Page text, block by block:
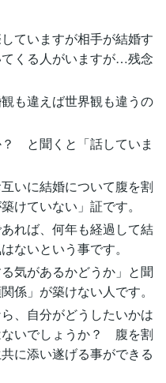
ていますが相手が結婚す
くる人がいますが…残念
も違えば世界観も違うの
と聞くと「話していま
いに結婚について腹を割
けていない」証です。
れば、何年も経過して結
ないという事です。
気があるかどうか」と聞
係」が築けない人です。
、自分がどうしたいかは
ないでしょうか？ 腹を割
に添い遂げる事ができる